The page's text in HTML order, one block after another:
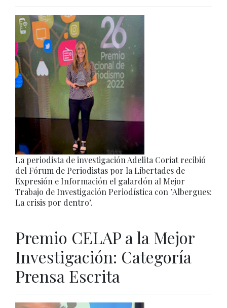
La periodista de investigación Adelita Coriat recibió
del Fórum de Periodistas por la Libertades de
Expresión e Información el galardón al Mejor
Trabajo de Investigación Periodística con "Albergues:
La crisis por dentro".
Premio CELAP a la Mejor
Investigación: Categoría
Prensa Escrita